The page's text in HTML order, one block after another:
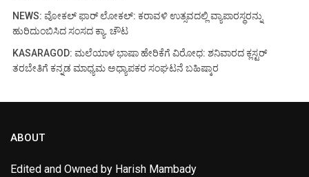
NEWS: ವೋಕಲ್ ಫಾರ್ ಲೋಕಲ್: ಕರಾವಳಿ ಉತ್ಸವದಲ್ಲಿ ವ್ಯಾಪಾರಸ್ಥರನ್ನು
ಹುರಿದುಂಬಿಸಿದ ಸಂಸದ ಕ್ಯಾ. ಚೌಟ
KASARAGOD: ಮಲೆಯಾಳ ಭಾಷಾ ಹೇರಿಕೆಗೆ ವಿರೋಧ: ಶನಿವಾರದ ಕ್ಲಸ್ಟರ್
ತರಬೇತಿಗೆ ಕನ್ನಡ ಮಾಧ್ಯಮ ಅಧ್ಯಾಪಕರ ಸಂಘಟನೆ ಬಹಿಷ್ಕಾರ
ABOUT
Edited and Owned by Harish Mambady